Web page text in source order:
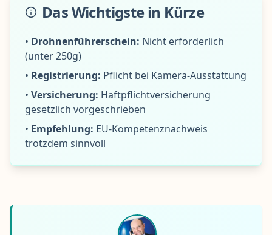
Das Wichtigste in Kürze
• Drohnenführerschein: Nicht erforderlich
(unter 250g)
• Registrierung: Pflicht bei Kamera-Ausstattung
• Versicherung: Haftpflichtversicherung
gesetzlich vorgeschrieben
• Empfehlung: EU-Kompetenznachweis
trotzdem sinnvoll